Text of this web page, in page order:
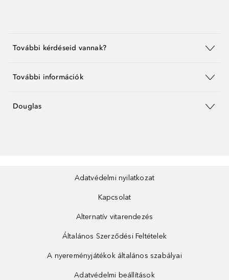
További kérdéseid vannak?
További információk
Douglas
Adatvédelmi nyilatkozat
Kapcsolat
Alternatív vitarendezés
Általános Szerződési Feltételek
A nyereményjátékok általános szabályai
Adatvédelmi beállítások